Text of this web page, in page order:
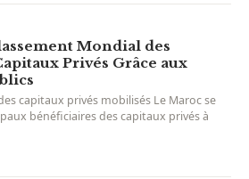
Mondial des
Privés Grâce aux
capitaux privés mobilisés Le Maroc se
bénéficiaires des capitaux privés à